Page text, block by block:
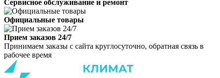
Сервисное обслуживание и ремонт
Официальные товары
Прием заказов 24/7
Принимаем заказы с сайта круглосуточно, обратная связь в
рабочее время